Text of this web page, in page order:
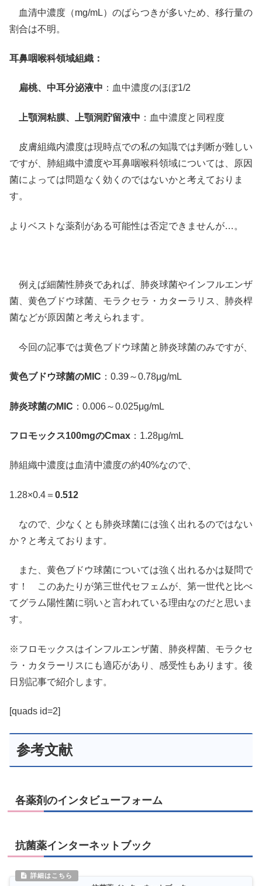
血清中濃度（mg/mL）のばらつきが多いため、移行量の
割合は不明。
耳鼻咽喉科領域組織：
扁桃、中耳分泌液中 ：血中濃度のほぼ1/2
上顎洞粘膜、上顎洞貯留液中 ：血中濃度と同程度
皮膚組織内濃度は現時点での私の知識では判断が難しい
ですが、肺組織中濃度や耳鼻咽喉科領域については、原因
菌によっては問題なく効くのではないかと考えておりま
す。
よりベストな薬剤がある可能性は否定できませんが…。
例えば細菌性肺炎であれば、肺炎球菌やインフルエンザ
菌、黄色ブドウ球菌、モラクセラ・カターラリス、肺炎桿
菌などが原因菌と考えられます。
今回の記事では黄色ブドウ球菌と肺炎球菌のみですが、
黄色ブドウ球菌のMIC ：0.39～0.78μg/mL
肺炎球菌のMIC ：0.006～0.025μg/mL
フロモックス100mgのCmax ：1.28μg/mL
肺組織中濃度は血清中濃度の約40%なので、
1.28×0.4＝ 0.512
なので、少なくとも肺炎球菌には強く出れるのではない
か？と考えております。
また、黄色ブドウ球菌については強く出れるかは疑問で
す！ このあたりが第三世代セフェムが、第一世代と比べ
てグラム陽性菌に弱いと言われている理由なのだと思いま
す。
※フロモックスはインフルエンザ菌、肺炎桿菌、モラクセ
ラ・カタラーリスにも適応があり、感受性もあります。後
日別記事で紹介します。
[quads id=2]
参考文献
各薬剤のインタビューフォーム
抗菌薬インターネットブック